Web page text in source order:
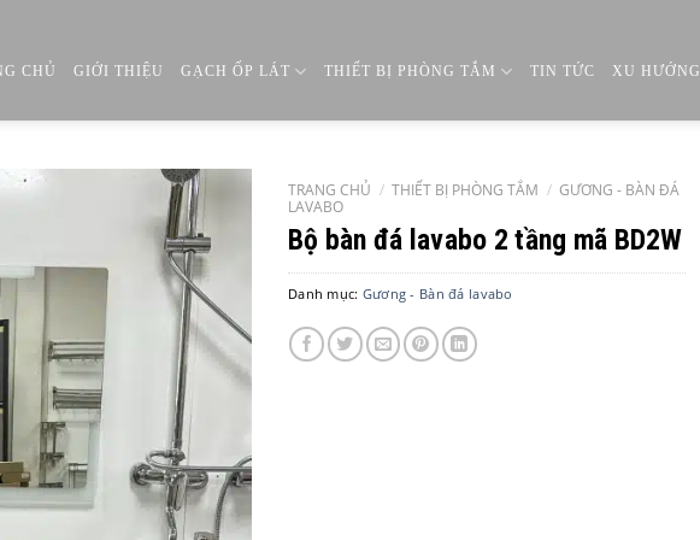
CHỦ GIỚI THIỆU GẠCH ỐP LÁT THIẾT BỊ PHÒNG TẮM TIN TỨC XU HƯỚNG
TRANG CHỦ / THIẾT BỊ PHÒNG TẮM / GƯƠNG - BÀN ĐÁ
LAVABO
Bộ bàn đá lavabo 2 tầng mã BD2W
Danh mục: Gương - Bàn đá lavabo